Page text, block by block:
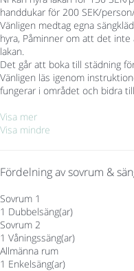
handdukar för 200 SEK/
Vänligen medtag egna
hyra, Påminner om att det
lakan.
Det går att boka till städning
Vänligen läs igenom
fungerar i området och bidra
Visa mer
Visa mindre
Fördelning av sovrum &
Sovrum 1
1 Dubbelsäng(ar)
Sovrum 2
1 Våningssäng(ar)
Allmänna rum
1 Enkelsäng(ar)